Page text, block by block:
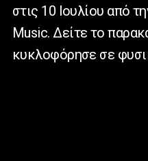
στις 10 Ιουλίου από
Music. Δείτε το
κυκλοφόρησε σε